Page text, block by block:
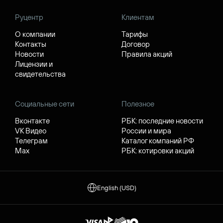
Руцентр
О компании
Контакты
Новости
Лицензии и
свидетельства
Клиентам
Тарифы
Договор
Правила акций
Социальные сети
Вконтакте
VK Видео
Телеграм
Max
Полезное
РБК: последние новости
России и мира
Каталог компаний РФ
РБК: котировки акций
English (USD)